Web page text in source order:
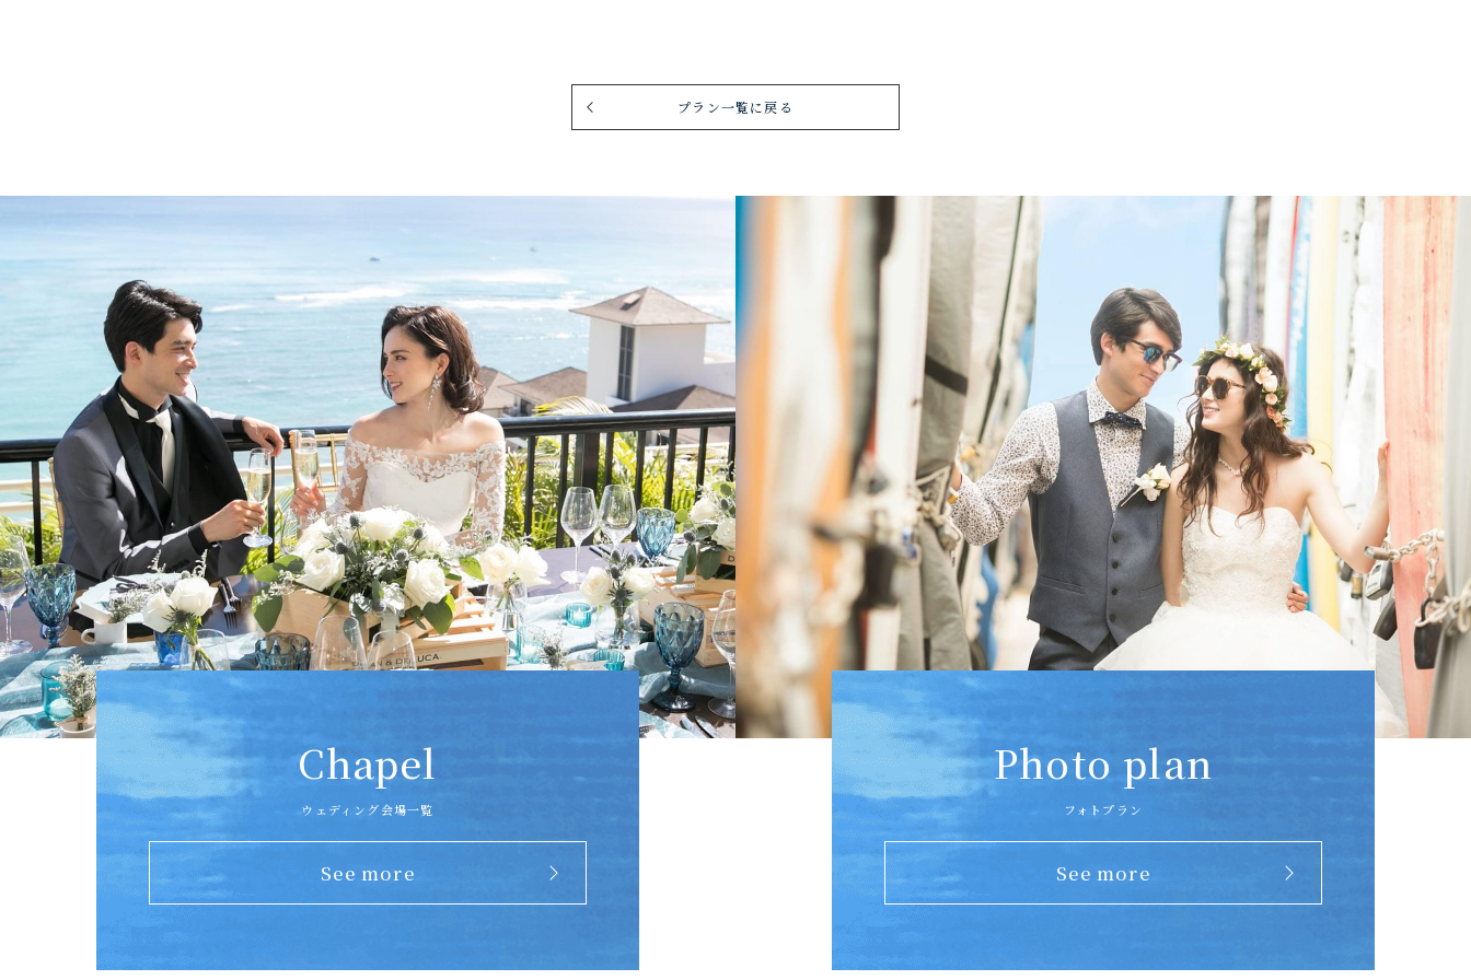
プラン一覧に戻る
Chapel
ウェディング会場一覧
See more
Photo plan
フォトプラン
See more